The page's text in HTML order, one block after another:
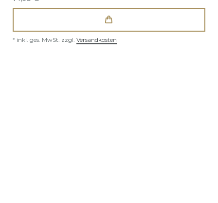
* inkl. ges. MwSt. zzgl. Versandkosten